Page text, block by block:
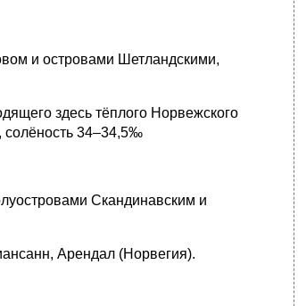
и островами Шетландскими,
здесь тёплого Норвежского
солёность 34–34,5‰
Скандинавским и
Арендал (Норвегия).